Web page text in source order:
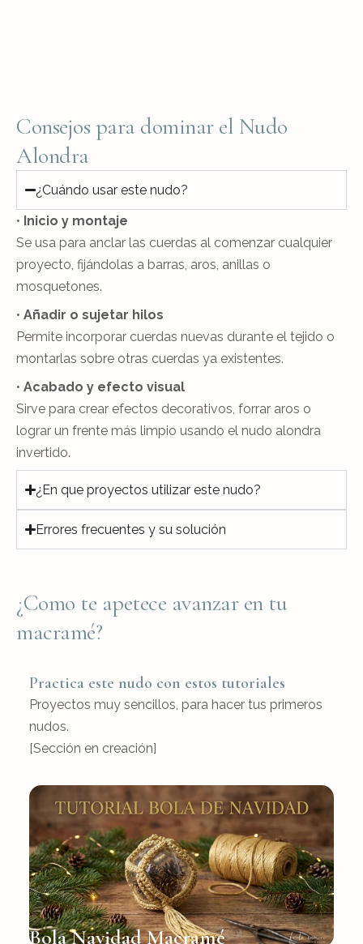
Consejos para dominar el Nudo
Alondra
¿Cuándo usar este nudo?
• Inicio y montaje
Se usa para anclar las cuerdas al comenzar cualquier
proyecto, fijándolas a barras, aros, anillas o
mosquetones.
• Añadir o sujetar hilos
Permite incorporar cuerdas nuevas durante el tejido o
montarlas sobre otras cuerdas ya existentes.
• Acabado y efecto visual
Sirve para crear efectos decorativos, forrar aros o
lograr un frente más limpio usando el nudo alondra
invertido.
¿En que proyectos utilizar este nudo?
Errores frecuentes y su solución
¿Como te apetece avanzar en tu
macramé?
Practica este nudo con estos tutoriales
Proyectos muy sencillos, para hacer tus primeros
nudos.
[Sección en creación]
Bola Navidad Macramé